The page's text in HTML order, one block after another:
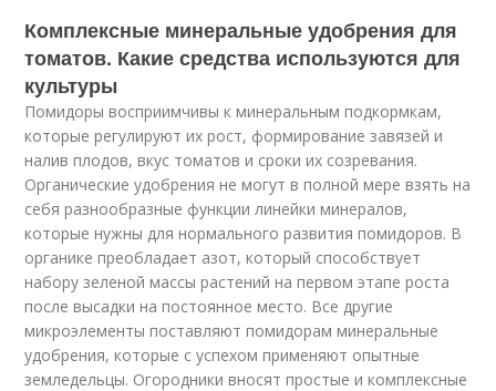
Комплексные минеральные удобрения для
томатов. Какие средства используются для
культуры
Помидоры восприимчивы к минеральным подкормкам,
которые регулируют их рост, формирование завязей и
налив плодов, вкус томатов и сроки их созревания.
Органические удобрения не могут в полной мере взять на
себя разнообразные функции линейки минералов,
которые нужны для нормального развития помидоров. В
органике преобладает азот, который способствует
набору зеленой массы растений на первом этапе роста
после высадки на постоянное место. Все другие
микроэлементы поставляют помидорам минеральные
удобрения, которые с успехом применяют опытные
земледельцы. Огородники вносят простые и комплексные